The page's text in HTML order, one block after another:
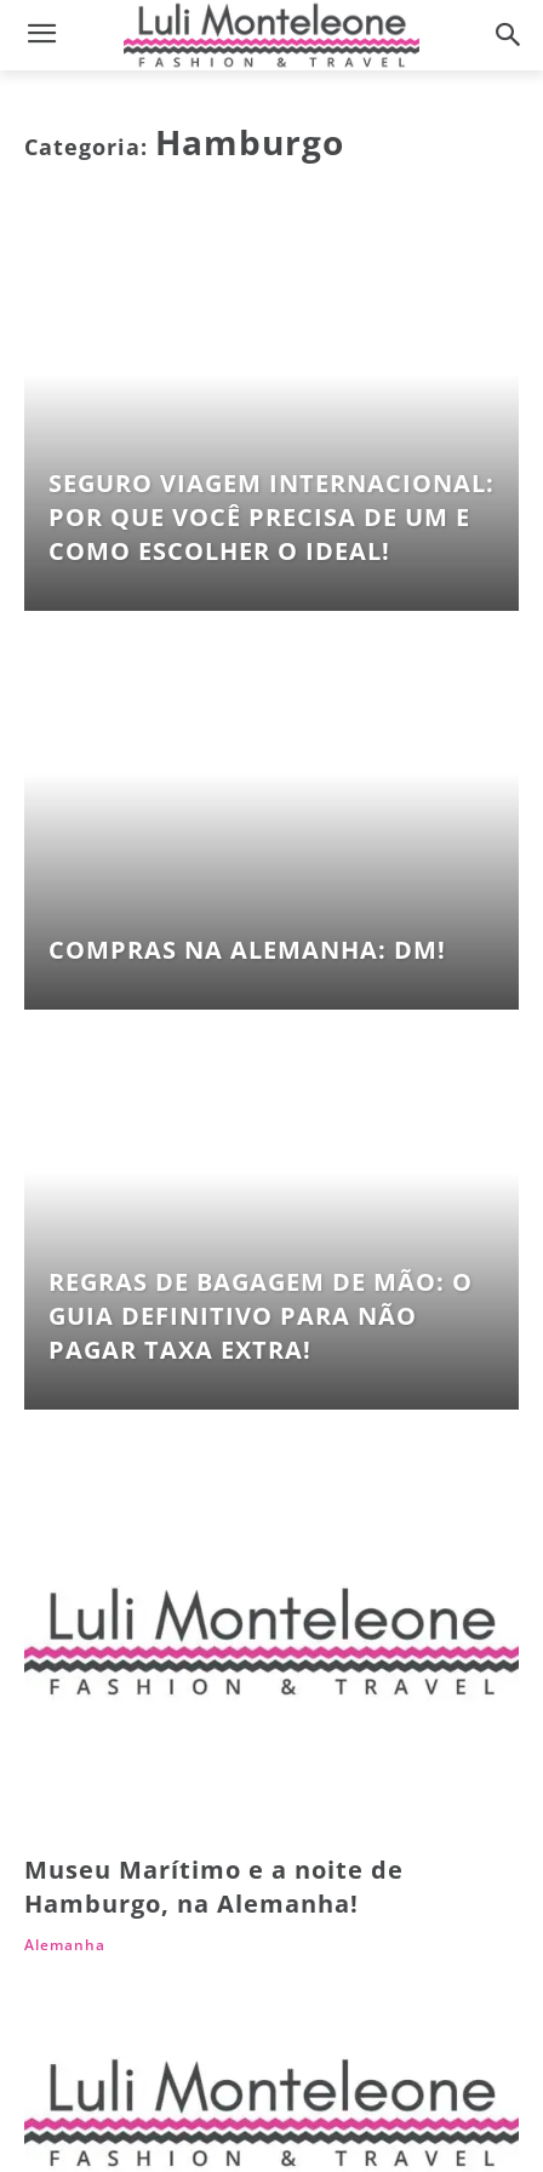
Categoria: Hamburgo
SEGURO VIAGEM INTERNACIONAL:
POR QUE VOCÊ PRECISA DE UM E
COMO ESCOLHER O IDEAL!
COMPRAS NA ALEMANHA: DM!
REGRAS DE BAGAGEM DE MÃO: O
GUIA DEFINITIVO PARA NÃO
PAGAR TAXA EXTRA!
Museu Marítimo e a noite de
Hamburgo, na Alemanha!
Alemanha